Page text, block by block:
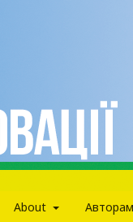
About Авторам